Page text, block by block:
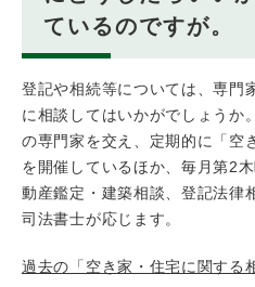
ているのですが。
登記や相続等については、専門
に相談してはいかがでしょうか
の専門家を交え、定期的に「空
を開催しているほか、毎月第2
動産鑑定・建築相談、登記法律
司法書士が応じます。
過去の「空き家・住宅に関する